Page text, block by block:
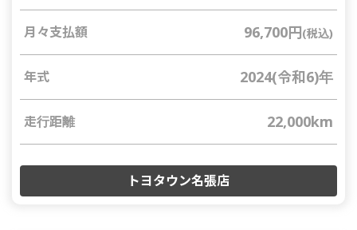
月々支払額 96,700円(税込)
年式 2024(令和6)年
走行距離 22,000km
トヨタウン名張店